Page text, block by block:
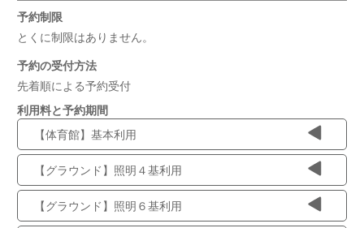
予約制限
とくに制限はありません。
予約の受付方法
先着順による予約受付
利用料と予約期間
【体育館】基本利用
【グラウンド】照明４基利用
【グラウンド】照明６基利用